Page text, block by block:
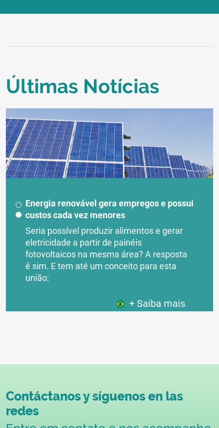
Últimas Notícias
Energia renovável gera empregos e possui
custos cada vez menores
Seria possível produzir alimentos e gerar
eletricidade a partir de painéis
fotovoltaicos na mesma área? A resposta
é sim. E tem até um conceito para esta
união:
+ Saiba mais
Contáctanos y síguenos en las
redes